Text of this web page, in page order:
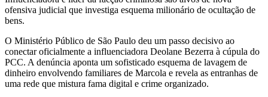
ofensiva judicial que investiga esquema milionário de ocultação de
bens.
O Ministério Público de São Paulo deu um passo decisivo ao
conectar oficialmente a influenciadora Deolane Bezerra à cúpula do
PCC. A denúncia aponta um sofisticado esquema de lavagem de
dinheiro envolvendo familiares de Marcola e revela as entranhas de
uma rede que mistura fama digital e crime organizado.